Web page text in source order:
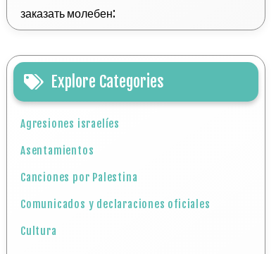
заказать молебен:
Explore Categories
Agresiones israelíes
Asentamientos
Canciones por Palestina
Comunicados y declaraciones oficiales
Cultura